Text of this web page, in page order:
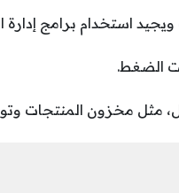
استخدام برامج
الضغط.
مخزون المنتجات